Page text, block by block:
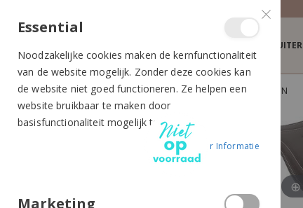
RUITER
HARRY'S HORSE SPRINGSINGEL DELUXE BRUIN
de
de
Essential
Noodzakelijke cookies maken de kernfunctionaliteit
van de website mogelijk. Zonder deze cookies kan
de website niet goed functioneren. Ze helpen een
website bruikbaar te maken door
basisfunctionaliteit mogelijk te maken.
Meer Informatie
Marketing